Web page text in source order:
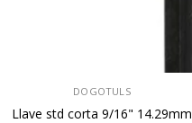
DOGOTULS
Llave std corta 9/16" 14.29mm